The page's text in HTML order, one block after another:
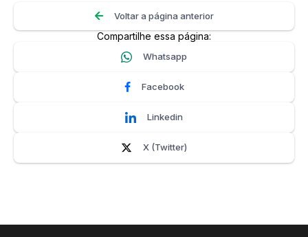
Voltar a página anterior
Compartilhe essa página:
Whatsapp
Facebook
Linkedin
X (Twitter)